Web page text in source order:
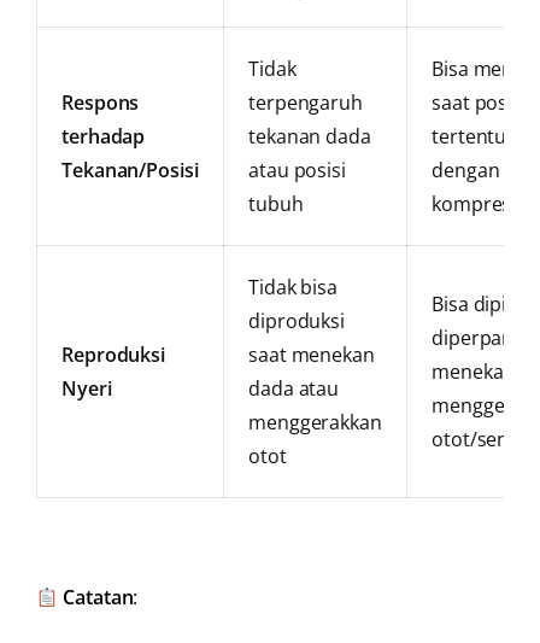
Respons
terhadap
Tekanan/Posisi
Tidak
terpengaruh
tekanan dada
atau posisi
tubuh
Bisa
saat posisi
tertentu
dengan
kompres/
Reproduksi
Nyeri
Tidak bisa
diproduksi
saat menekan
dada atau
menggerakkan
otot
Bisa dipicu
diperparah
menekan
otot/sendi
Catatan: